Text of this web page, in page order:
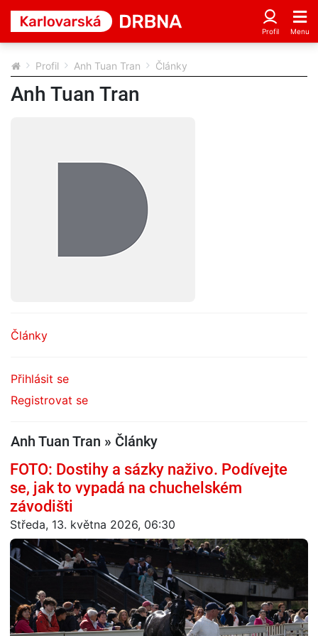
Profil Anh Tuan Tran Články
Anh Tuan Tran
Články
Přihlásit se
Registrovat se
Anh Tuan Tran » Články
FOTO: Dostihy a sázky naživo. Podívejte
se, jak to vypadá na chuchelském
závodišti
Středa, 13. května 2026, 06:30